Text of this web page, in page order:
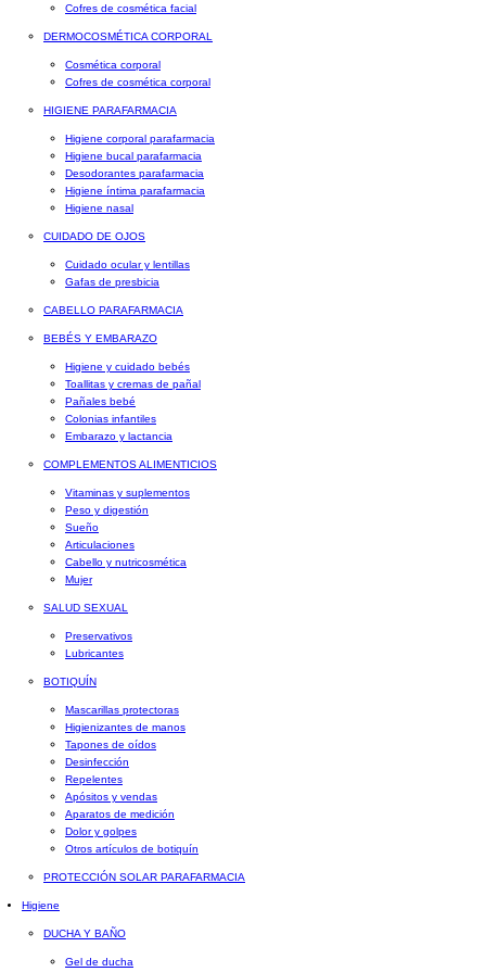
Cofres de cosmética facial
DERMOCOSMÉTICA CORPORAL
Cosmética corporal
Cofres de cosmética corporal
HIGIENE PARAFARMACIA
Higiene corporal parafarmacia
Higiene bucal parafarmacia
Desodorantes parafarmacia
Higiene íntima parafarmacia
Higiene nasal
CUIDADO DE OJOS
Cuidado ocular y lentillas
Gafas de presbicia
CABELLO PARAFARMACIA
BEBÉS Y EMBARAZO
Higiene y cuidado bebés
Toallitas y cremas de pañal
Pañales bebé
Colonias infantiles
Embarazo y lactancia
COMPLEMENTOS ALIMENTICIOS
Vitaminas y suplementos
Peso y digestión
Sueño
Articulaciones
Cabello y nutricosmética
Mujer
SALUD SEXUAL
Preservativos
Lubricantes
BOTIQUÍN
Mascarillas protectoras
Higienizantes de manos
Tapones de oídos
Desinfección
Repelentes
Apósitos y vendas
Aparatos de medición
Dolor y golpes
Otros artículos de botiquín
PROTECCIÓN SOLAR PARAFARMACIA
Higiene
DUCHA Y BAÑO
Gel de ducha